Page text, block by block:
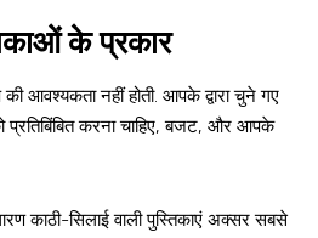
के प्रकार
आवश्यकता नहीं होती. आपके द्वारा चुने गए
प्रतिबिंबित करना चाहिए, बजट, और आपके
काठी-सिलाई वाली पुस्तिकाएं अक्सर सबसे